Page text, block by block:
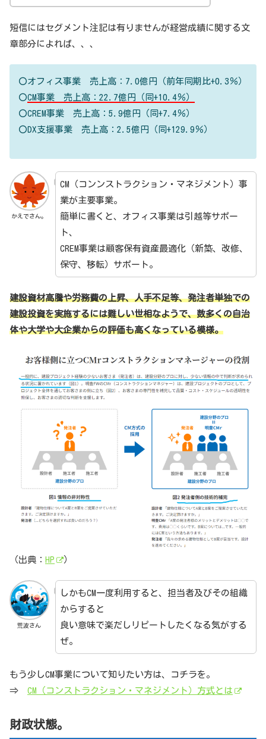
短信にはセグメント注記は有りませんが経営成績に関する文
章部分によれば、、、
〇オフィス事業 売上高：7.0億円（前年同期比+0.3％）
〇CM事業 売上高：22.7億円（同+10.4％）
〇CREM事業 売上高：5.9億円（同+7.4％）
〇DX支援事業 売上高：2.5億円（同+129.9％）
かえでさん。
CM（コンンストラクション・マネジメント）事
業が主要事業。
簡単に書くと、オフィス事業は引越等サポー
ト、
CREM事業は顧客保有資産最適化（新築、改修、
保守、移転）サポート。
建設資材高騰や労務費の上昇、人手不足等、発注者単独での
建設投資を実施するには難しい世相なようで、数多くの自治
体や大学や大企業からの評価も高くなっている模様。
（出典： HP ）
荒波さん
しかもCM一度利用すると、担当者及びその組織
からすると
良い意味で楽だしリピートしたくなる気がする
ぜ。
もう少しCM事業について知りたい方は、コチラを。
⇒ CM（コンストラクション・マネジメント）方式とは
財政状態。